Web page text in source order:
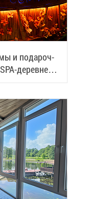
и по­да­роч­
де­ревне